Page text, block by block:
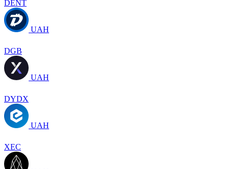
DENT
UAH
DGB
UAH
DYDX
UAH
XEC